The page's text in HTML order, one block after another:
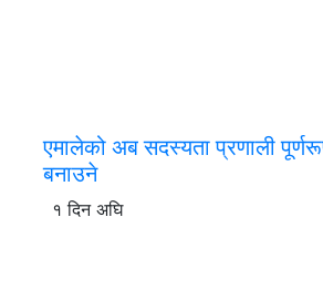
एमालेको अब सदस्यता प्रणाली
बनाउने
१ दिन अघि